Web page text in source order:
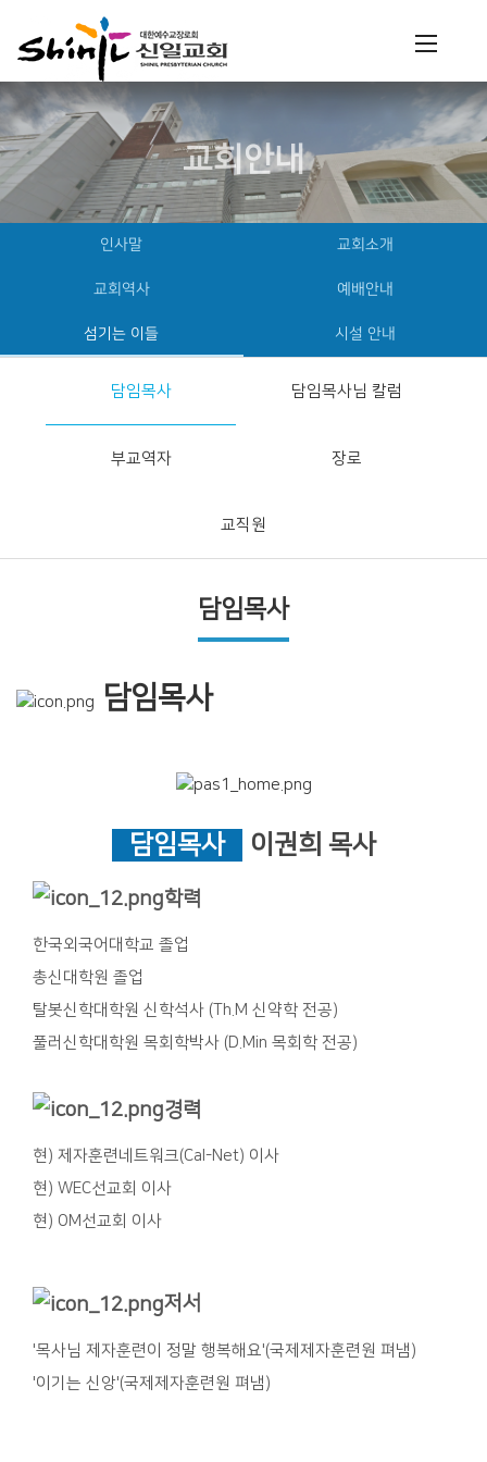
교회안내
인사말 교회소개
교회역사 예배안내
섬기는 이들 시설 안내
담임목사 담임목사님 칼럼
부교역자 장로
교직원
담임목사
담임목사
담임목사 이권희 목사
학력
한국외국어대학교 졸업
총신대학원 졸업
탈봇신학대학원 신학석사 (Th.M 신약학 전공)
풀러신학대학원 목회학박사 (D.Min 목회학 전공)
경력
현) 제자훈련네트워크(Cal-Net) 이사
현) WEC선교회 이사
현) OM선교회 이사
저서
'목사님 제자훈련이 정말 행복해요'(국제제자훈련원 펴냄)​
'이기는 신앙'(국제제자훈련원 펴냄)​